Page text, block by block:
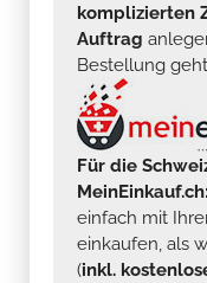
komplizierten
Auftrag
Bestellung
Für die
MeinEinkauf.ch:
einfach mit
einkaufen, als
(inkl.